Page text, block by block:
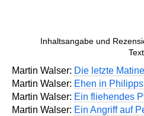
Inhaltsangabe und
Martin Walser: Die letzte
Martin Walser: Ehen in
Martin Walser: Ein fliehendes
Martin Walser: Ein Angriff auf